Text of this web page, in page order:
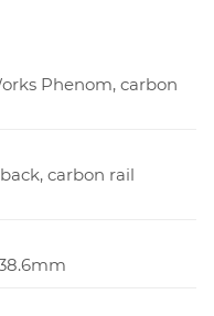
Phenom, carbon
carbon rail